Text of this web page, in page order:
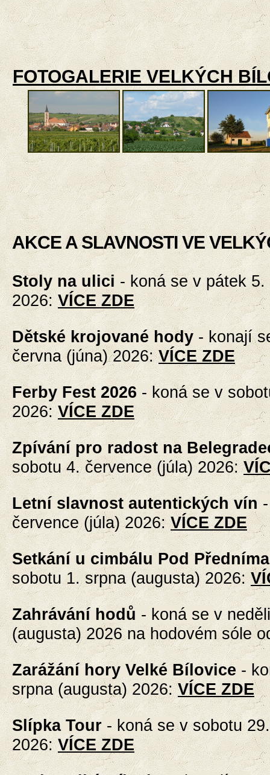
FOTOGALERIE VELKÝCH
AKCE A SLAVNOSTI VE
Stoly na ulici - koná se v pátek
2026:VÍCE ZDE
Dětské krojované hody - konají
června (júna) 2026:VÍCE ZDE
Ferby Fest 2026 - koná se v
2026:VÍCE ZDE
Zpívání pro radost na
sobotu 4. července (júla) 2026:
Letní slavnost autentických vín
července (júla)2026:VÍCE ZDE
Setkání u cimbálu Pod Předníma
sobotu 1. srpna (augusta) 2026:
Zahrávání hodů - koná se v
(augusta) 2026 na hodovém sóle
Zarážání hory Velké Bílovice -
srpna (augusta) 2026:VÍCE ZDE
Slípka Tour - koná sev sobotu
2026:VÍCE ZDE